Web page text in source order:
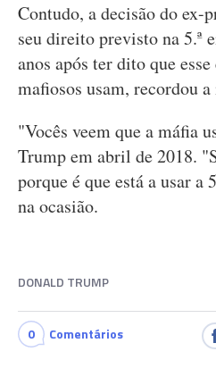
Contudo, a decisão do ex-
seu direito previsto na 5.ª
anos após ter dito que
mafiosos usam, recordou
"Vocês veem que a máfia
Trump em abril de 2018.
porque é que está a usar a
na ocasião.
DONALD TRUMP
0 Comentários